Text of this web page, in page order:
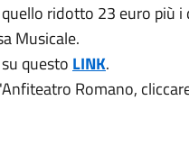
ridotto 23 euro più i
Musicale.
questo LINK.
Romano,